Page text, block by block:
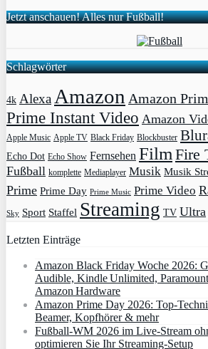
Jetzt anschauen! Alles nur Fußball!
Schlagwörter
4k AlexaAmazon Amazon
Prime Instant Video Amazon
Apple Music Apple TV Black Friday Blockbuster
Echo Dot Echo Show Fernsehen FilmFire
Fußball komplette Mediaplayer Musik Musik
Prime Prime Day Prime Music Prime Video
Sky Sport Staffel Streaming TV Ultra
Letzten Einträge
Amazon Black Friday Woche 2026:
Audible, Kindle Unlimited,
Amazon Hardware
Amazon Prime Day 2026: Top-
Beamer, Kopfhörer & mehr
Fußball-WM 2026 im Live-Stream
optimieren Sie Ihr Streaming-Setup